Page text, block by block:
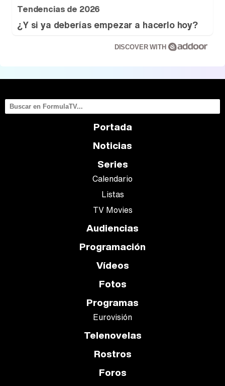
Tendencias de 2026
¿Y si ya deberías empezar a hacerlo hoy?
DISCOVER WITH
Portada
Noticias
Series
Calendario
Listas
TV Movies
Audiencias
Programación
Vídeos
Fotos
Programas
Eurovisión
Telenovelas
Rostros
Foros